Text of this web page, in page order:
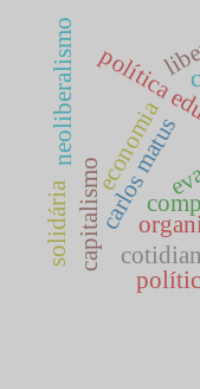
política
carlos matus
neoliberalismo economia
capitalismo
solidária